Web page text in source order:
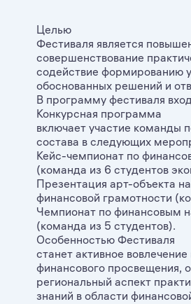
Целью
Фестиваля является
совершенствование
содействие формированию
обоснованных решений и
В программу фестиваля
Конкурсная программа
включает участие команды
состава в следующих
Кейс-чемпионат по
(команда из 6 студентов
Презентация арт-объекта
финансовой грамотности
Чемпионат по финансовым
(команда из 5 студентов).
Особенностью Фестиваля
станет активное
финансового просвещения,
региональный аспект
знаний в области